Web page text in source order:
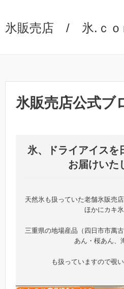
氷販売店 / 氷.ｃｏ
氷販売店公式ブ
氷、ドライアイスを
お届けいた
天然氷も扱っていた老舗氷販売
ほかにカキ氷
三重県の地場産品（四日市市萬
あん・桜あん、
も扱っていますので覗